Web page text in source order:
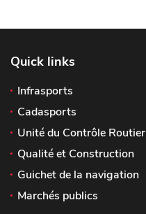
Quick links
Infrasports
Cadasports
Unité du Contrôle Routier
Qualité et Construction
Guichet de la navigation
Marchés publics